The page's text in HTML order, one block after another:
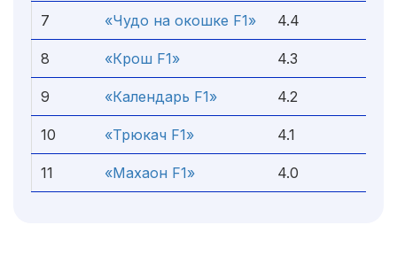
7 «Чудо на окошке F1» 4.4
8 «Крош F1» 4.3
9 «Календарь F1» 4.2
10 «Трюкач F1» 4.1
11 «Махаон F1» 4.0